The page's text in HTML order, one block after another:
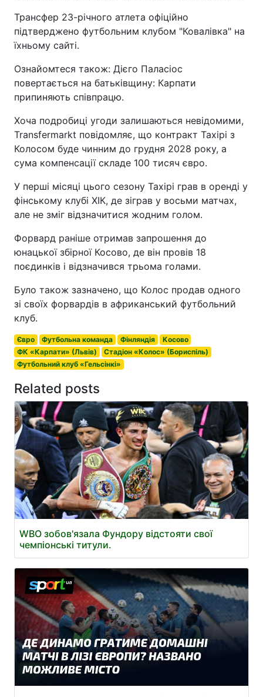
Трансфер 23-річного атлета офіційно
підтверджено футбольним клубом "Ковалівка" на
їхньому сайті.
Ознайомтеся також: Дієго Паласіос
повертається на батьківщину: Карпати
припиняють співпрацю.
Хоча подробиці угоди залишаються невідомими,
Transfermarkt повідомляє, що контракт Тахірі з
Колосом буде чинним до грудня 2028 року, а
сума компенсації складе 100 тисяч євро.
У перші місяці цього сезону Тахірі грав в оренді у
фінському клубі ХІК, де зіграв у восьми матчах,
але не зміг відзначитися жодним голом.
Форвард раніше отримав запрошення до
юнацької збірної Косово, де він провів 18
поєдинків і відзначився трьома голами.
Було також зазначено, що Колос продав одного
зі своїх форвардів в африканський футбольний
клуб.
Євро Футбольна команда Фінляндія
Косово
ФК «Карпати» (Львів)
Стадіон «Колос» (Бориспіль)
Футбольний клуб «Гельсінкі»
Related posts
WBO зобов'язала Фундору відстояти свої
чемпіонські титули.